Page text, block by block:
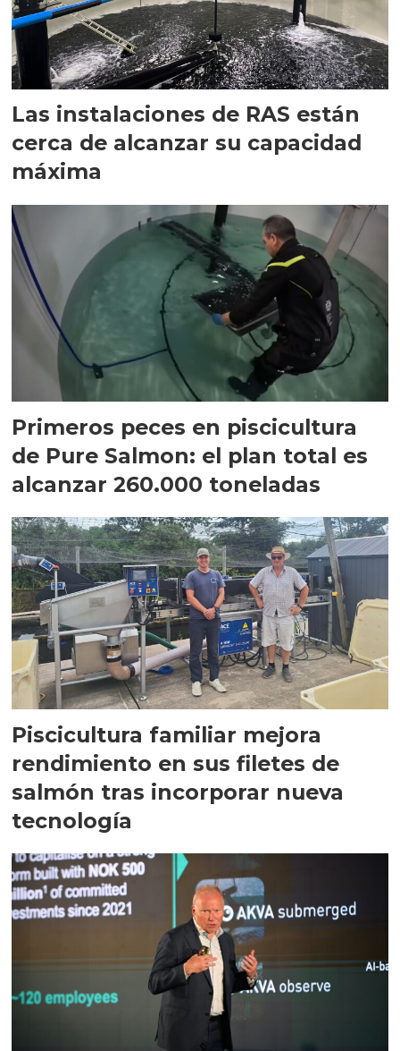
Las instalaciones de RAS están
cerca de alcanzar su capacidad
máxima
Primeros peces en piscicultura
de Pure Salmon: el plan total es
alcanzar 260.000 toneladas
Piscicultura familiar mejora
rendimiento en sus filetes de
salmón tras incorporar nueva
tecnología